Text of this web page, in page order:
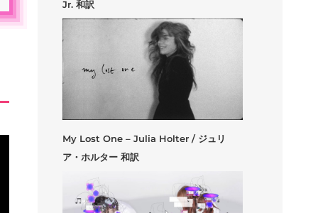
Jr. 和訳
My Lost One – Julia Holter / ジュリ
ア・ホルター 和訳